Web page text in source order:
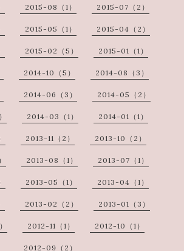
2015-08（1） 2015-07（2）
2015-05（1） 2015-04（2）
2015-02（5） 2015-01（1）
2014-10（5） 2014-08（3）
2014-06（3） 2014-05（2）
2014-03（1） 2014-01（1）
2013-11（2） 2013-10（2）
2013-08（1） 2013-07（1）
2013-05（1） 2013-04（1）
2013-02（2） 2013-01（3）
2012-11（1） 2012-10（1）
2012-09（2）